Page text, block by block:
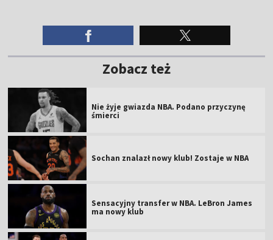
Zobacz też
Nie żyje gwiazda NBA. Podano przyczynę
śmierci
Sochan znalazł nowy klub! Zostaje w NBA
Sensacyjny transfer w NBA. LeBron James
ma nowy klub